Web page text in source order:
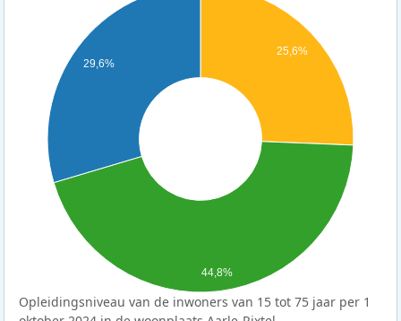
25,6%
29,6%
44,8%
Opleidingsniveau van de inwoners van 15 tot 75 jaar per 1